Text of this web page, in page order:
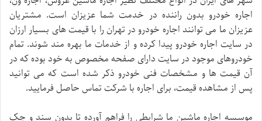
اجاره خودرو بدون راننده در خدمت شما عزیزان است. مشتریان
عزیزان ما می توانند اجاره خودرو در تهران را با قیمت های بسیار ارزان
در سایت اجاره خودرو پیدا کرده و از خدمات ما بهره مند شوند. تمام
خودروهای موجود در سایت دارای صفحه مخصوص به خود بوده که در
آن قیمت ها و مشخصات فنی خودرو ذکر شده است که می توانید
پس از مشاهده قیمت، برای اجاره با شرکت تماس حاصل فرمایید.
موسسه اجاره ماشین ما شرایطی را فراهم آورده تا بدون سند و چک